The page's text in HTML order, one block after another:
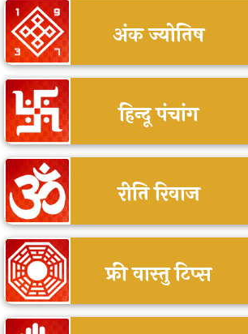
अंक ज्योतिष
हिन्दू पंचांग
रीति रिवाज
फ्री वास्तु टिप्स